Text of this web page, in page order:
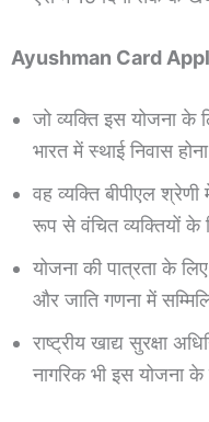
Ayushman Card
जो व्यक्ति इस योजना के
भारत में स्थाई निवास
वह व्यक्ति बीपीएल
रूप से वंचित व्यक्तियों के
योजना की पात्रता के
और जाति गणना में
राष्ट्रीय खाद्य सुरक्षा
नागरिक भी इस योजना